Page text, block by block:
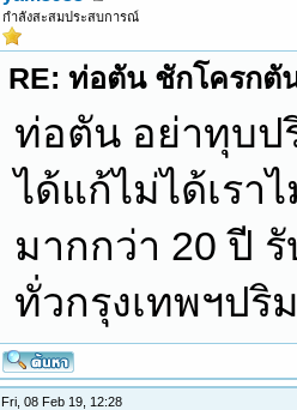
กำลังสะสมประสบการณ์
RE: ท่อตัน ชักโครก
ท่อตัน อย่าทุบป
ได้แก้ไม่ได้เรา
มากกว่า 20 ปี
ทั่วกรุงเทพฯป
Fri, 08 Feb 19, 12:28